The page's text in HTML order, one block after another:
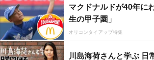
マクドナルドが40年に
生の甲子園」
オリコンタイアップ特集
川島海荷さんと学ぶ 日